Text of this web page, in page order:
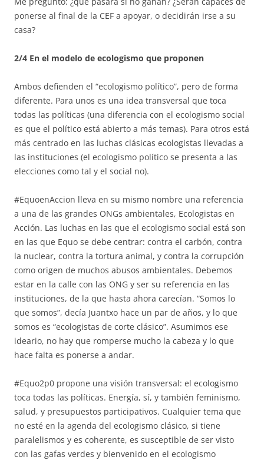
ponerse al final de la CEF a apoyar, o decidirán irse a su
casa?
2/4 En el modelo de ecologismo que proponen
Ambos defienden el “ecologismo político”, pero de forma
diferente. Para unos es una idea transversal que toca
todas las políticas (una diferencia con el ecologismo social
es que el político está abierto a más temas). Para otros está
más centrado en las luchas clásicas ecologistas llevadas a
las instituciones (el ecologismo político se presenta a las
elecciones como tal y el social no).
#EquoenAccion lleva en su mismo nombre una referencia
a una de las grandes ONGs ambientales, Ecologistas en
Acción. Las luchas en las que el ecologismo social está son
en las que Equo se debe centrar: contra el carbón, contra
la nuclear, contra la tortura animal, y contra la corrupción
como origen de muchos abusos ambientales. Debemos
estar en la calle con las ONG y ser su referencia en las
instituciones, de la que hasta ahora carecían. “Somos lo
que somos”, decía Juantxo hace un par de años, y lo que
somos es “ecologistas de corte clásico”. Asumimos ese
ideario, no hay que romperse mucho la cabeza y lo que
hace falta es ponerse a andar.
#Equo2p0 propone una visión transversal: el ecologismo
toca todas las políticas. Energía, sí, y también feminismo,
salud, y presupuestos participativos. Cualquier tema que
no esté en la agenda del ecologismo clásico, si tiene
paralelismos y es coherente, es susceptible de ser visto
con las gafas verdes y bienvenido en el ecologismo